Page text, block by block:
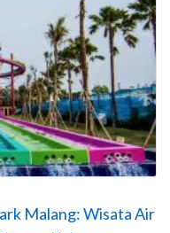
Malang: Wisata Air